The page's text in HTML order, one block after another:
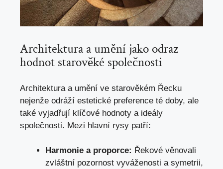
Architektura a umění jako odraz
hodnot starověké společnosti
Architektura‍ a ⁤umění ve starověkém ⁤Řecku
nejenže odráží estetické ​preference té doby, ale
také vyjadřují klíčové hodnoty ⁣a ideály
společnosti. Mezi hlavní rysy patří:
Harmonie a ‌proporce: Řekové věnovali
zvláštní pozornost vyváženosti a ⁢symetrii,